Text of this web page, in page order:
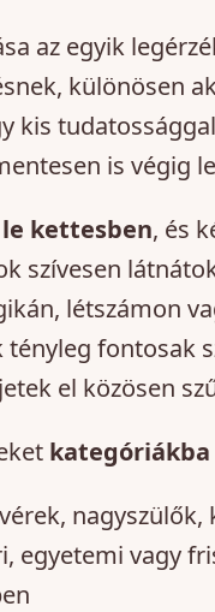
az egyik
különösen
kis
is végig
kettesben, és
szívesen
létszámon
tényleg fontosak
el közösen
egyetemi vagy